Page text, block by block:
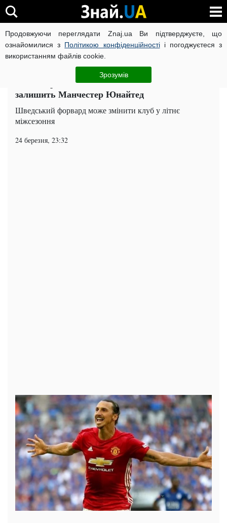
Продовжуючи переглядати Znaj.ua Ви підтверджуєте, що
ознайомилися з Політикою конфіденційностіі погоджуєтеся з
використанням файлів cookie.
Зрозумів
ВІЙНА РОСІЇ ПРОТИ УКРАЇНИ КОРОНАВІРУС В УКРАЇНІ
ЧИТАТЬ НА РУССКОМ
Агент Ібрагімовича не виключає, що Златан
залишить Манчестер Юнайтед
Шведський форвард може змінити клуб у літнє
міжсезоння
24 березня, 23:32